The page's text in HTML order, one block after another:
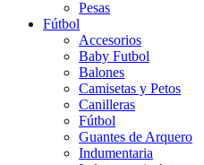
Pesas
Fútbol
Accesorios
Baby Futbol
Balones
Camisetas y Petos
Canilleras
Fútbol
Guantes de Arquero
Indumentaria